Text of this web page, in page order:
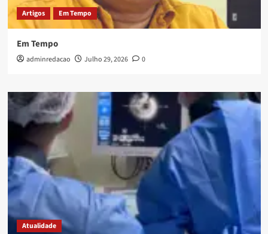
Artigos Em Tempo
Em Tempo
adminredacao Julho 29, 2026 0
Atualidade